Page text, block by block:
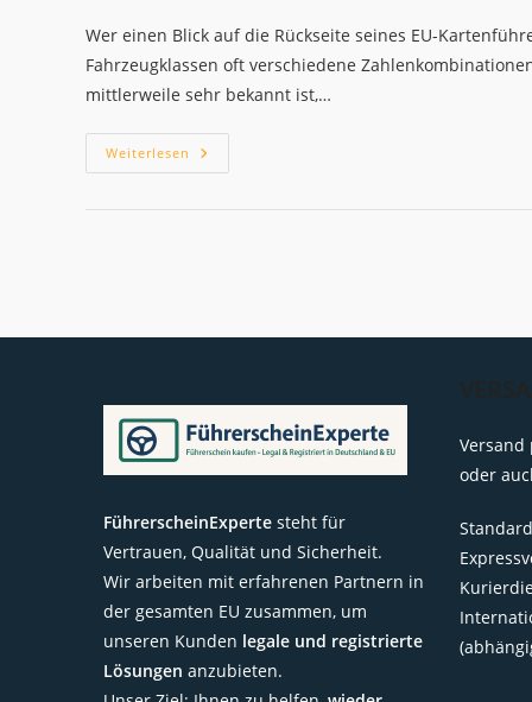
Wer einen Blick auf die Rückseite seines EU-
Fahrzeugklassen oft verschiedene
mittlerweile sehr bekannt ist,…
Weiterlesen Führerschein
B194:
FührerscheinExperte steht für
Vertrauen, Qualität und Sicherheit.
Wir arbeiten mit erfahrenen Partnern in
der gesamten EU zusammen, um
unseren Kunden legale und registrierte
Lösungen anzubieten.
Versand
oder